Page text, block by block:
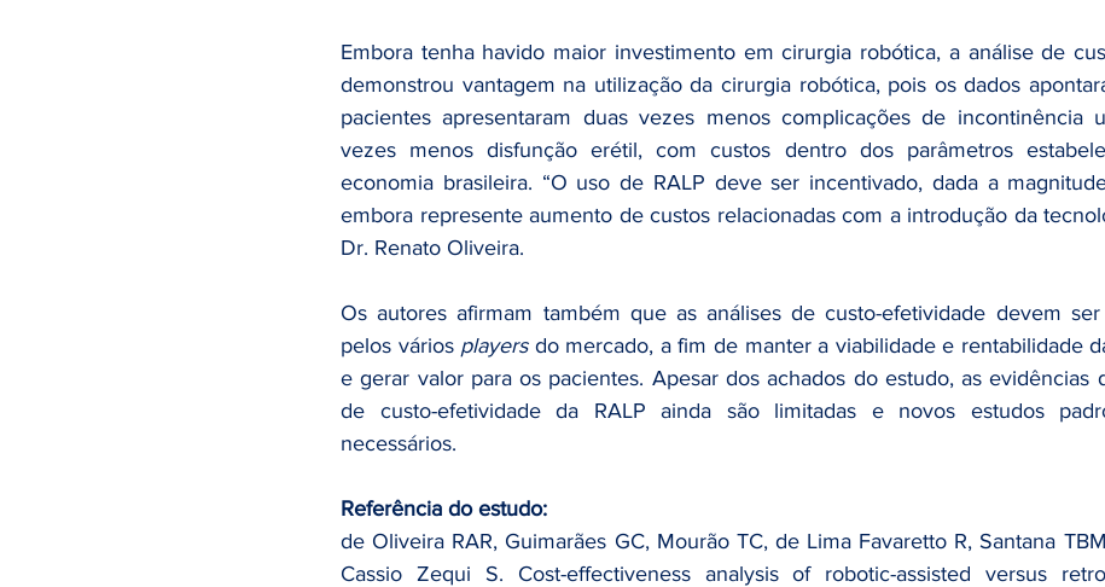
Embora tenha havido maior investimento em cirurgia robótica, a análise de
demonstrou vantagem na utilização da cirurgia robótica, pois os dados
pacientes apresentaram duas vezes menos complicações de incontinência
vezes menos disfunção erétil, com custos dentro dos parâmetros
economia brasileira. “O uso de RALP deve ser incentivado, dada a
embora represente aumento de custos relacionadas com a introdução da
Dr. Renato Oliveira.
Os autores afirmam também que as análises de custo-efetividade devem ser
pelos vários players do mercado, a fim de manter a viabilidade e rentabilidade
e gerar valor para os pacientes. Apesar dos achados do estudo, as evidências
de custo-efetividade da RALP ainda são limitadas e novos estudos
necessários.
Referência do estudo:
de Oliveira RAR, Guimarães GC, Mourão TC, de Lima Favaretto R, Santana
Cassio Zequi S. Cost-effectiveness analysis of robotic-assisted versus